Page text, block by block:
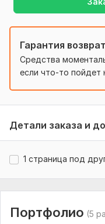
Гарантия
Средства
если что-то пойдет
Детали заказа и
1 страница под
Портфолио (5